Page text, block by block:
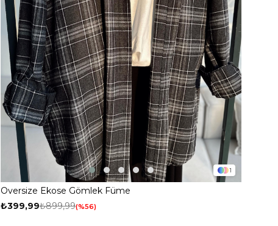
1
Oversize Ekose Gömlek Füme
₺399,99₺899,99 %56